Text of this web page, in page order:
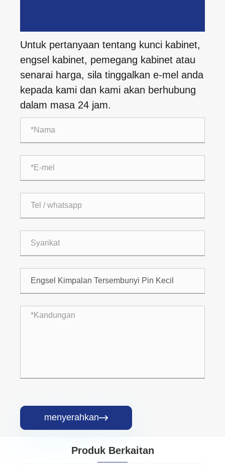
Untuk pertanyaan tentang kunci kabinet,
engsel kabinet, pemegang kabinet atau
senarai harga, sila tinggalkan e-mel anda
kepada kami dan kami akan berhubung
dalam masa 24 jam.
menyerahkan
Produk Berkaitan